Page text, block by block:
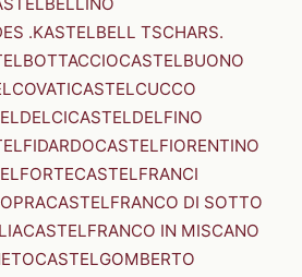
.KASTELBELL TSCHARS.
CASTELBUONO
CASTELCUCCO
CASTELDELFINO
CASTELFIORENTINO
CASTELFRANCI
CASTELFRANCO DI SOTTO
CASTELFRANCO IN MISCANO
CASTELGOMBERTO